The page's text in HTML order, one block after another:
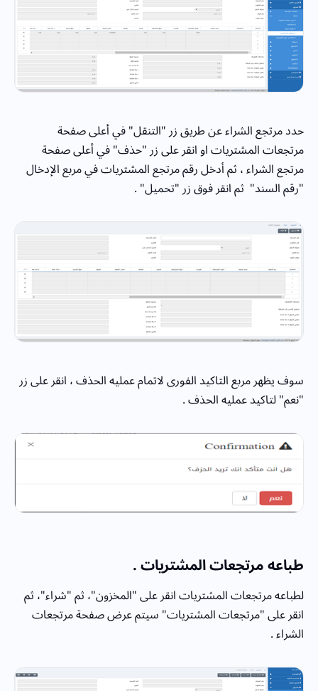
حدد مرتجع الشراء عن طريق زر "التنقل" في أعلى صفحة
مرتجعات المشتريات او انقر على زر "حذف" في أعلى صفحة
مرتجع الشراء ، ثم أدخل رقم مرتجع المشتريات في مربع الإدخال
"رقم السند" ثم انقر فوق زر "تحميل" .
سوف يظهر مربع التاكيد الفورى لاتمام عمليه الحذف ، انقر على زر
"نعم" لتاكيد عمليه الحذف .
طباعه مرتجعات المشتريات .
لطباعه مرتجعات المشتريات انقر على "المخزون"، ثم "شراء"، ثم
انقر على "مرتجعات المشتريات" سيتم عرض صفحة مرتجعات
الشراء .